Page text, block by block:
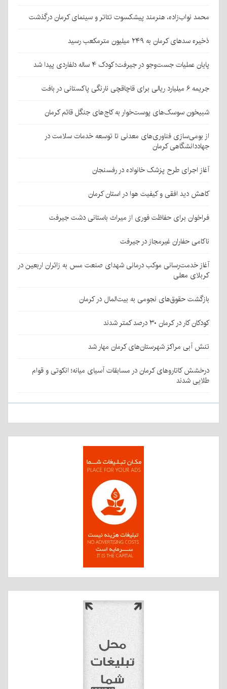
محمد نواب‌زاده، هنرمند پیشکسوت تئاتر و سینمای کرمان درگذشت
ذخیره سدهای کرمان به ۲۴۹ میلیون مترمکعب رسید
پایان عملیات جست‌وجو در جیرفت؛ کودک ۴ ساله دلفاردی پیدا شد
جریمه ۶ میلیارد ریالی برای قاچاقچی نارنگی پاکستانی در بافت
شبیخون سوسک‌های پوست‌خوار به کاج‌های جنگل قائم کرمان
از بومی‌سازی فناوری‌های معدنی تا توسعه خدمات سلامت در
جهاددانشگاهی کرمان
آغاز اجرای طرح پزشک خانواده در رفسنجان
کاهش دید افقی و کیفیت هوا در استان کرمان
فراخوان برای حفاظت فوری از میراث باستانی دشت جیرفت
ناکامی حفاران غیرمجاز در جیرفت
آغاز خدمت‌رسانی موکب درمانی شهدای صنعت مس به زائران اربعین در
کربلای معلی
بازگشت حقوق‌های نجومی به بیت‌المال در کرمان
کودکان کار در کرمان ۳۰ درصد کمتر شدند
تنش آبی مراکز شهرستان‌های کرمان مهار شد
درخشش کاتاروهای کرمان در مسابقات آسیای میانه؛ انکوتی و قوام
طلایی شدند